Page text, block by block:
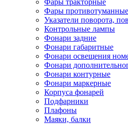
Фары тракторные
Фары противотуманные
Указатели поворота,
Контрольные лампы
Фонари задние
Фонари габаритные
Фонари освещения
Фонари
Фонари контурные
Фонари маркерные
Корпуса фонарей
Подфарники
Плафоны
Маяки, балки